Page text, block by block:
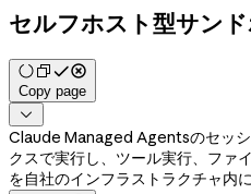
セルフホスト型サン
Copy page

Claude Managed Agentsのセッ
クスで実行し、ツール実行、ファ
を自社のインフラストラクチャ内